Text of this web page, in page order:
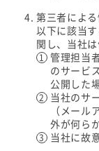
第三者によ
以下に該当
関し、当社
管理担当
のサービ
公開した
当社のサ
（メー
外が何ら
当社に故